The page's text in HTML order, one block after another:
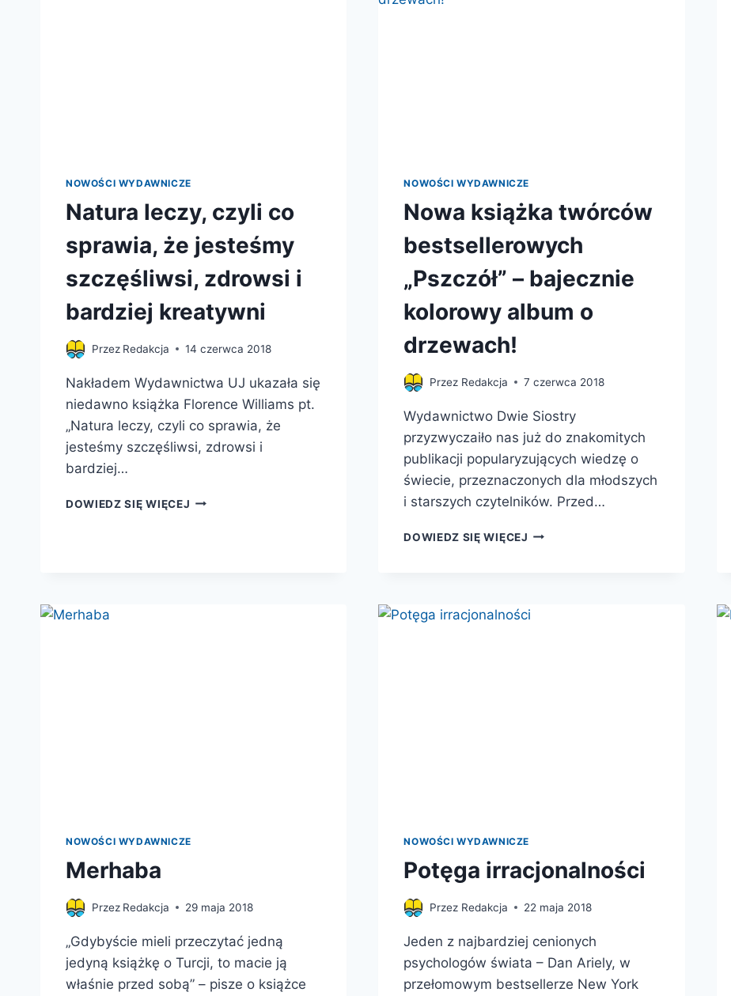
NOWOŚCI WYDAWNICZE
Natura leczy, czyli co
sprawia, że jesteśmy
szczęśliwsi, zdrowsi i
bardziej kreatywni
Przez Redakcja 14 czerwca 2018
Nakładem Wydawnictwa UJ ukazała się
niedawno książka Florence Williams pt.
„Natura leczy, czyli co sprawia, że
jesteśmy szczęśliwsi, zdrowsi i
bardziej…
DOWIEDZ SIĘ WIĘCEJ NATURA
NOWOŚCI WYDAWNICZE
Nowa książka twórców
bestsellerowych
„Pszczół” – bajecznie
kolorowy album o
drzewach!
Przez Redakcja 7 czerwca 2018
Wydawnictwo Dwie Siostry
przyzwyczaiło nas już do znakomitych
publikacji popularyzujących wiedzę o
świecie, przeznaczonych dla młodszych
i starszych czytelników. Przed…
DOWIEDZ SIĘ WIĘCEJ NOWA
–
NOWOŚCI WYDAWNICZE
Merhaba
Przez Redakcja 29 maja 2018
„Gdybyście mieli przeczytać jedną
jedyną książkę o Turcji, to macie ją
właśnie przed sobą” – pisze o książce
NOWOŚCI WYDAWNICZE
Potęga irracjonalności
Przez Redakcja 22 maja 2018
Jeden z najbardziej cenionych
psychologów świata – Dan Ariely, w
przełomowym bestsellerze New York